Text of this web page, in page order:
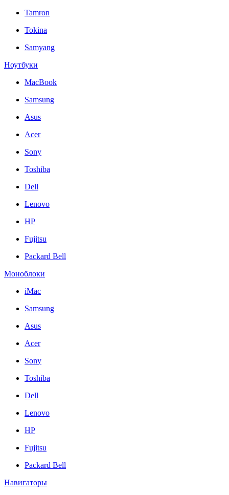
Tamron
Tokina
Samyang
Ноутбуки
MacBook
Samsung
Asus
Acer
Sony
Toshiba
Dell
Lenovo
HP
Fujitsu
Packard Bell
Моноблоки
iMac
Samsung
Asus
Acer
Sony
Toshiba
Dell
Lenovo
HP
Fujitsu
Packard Bell
Навигаторы